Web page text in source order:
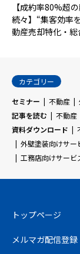
【成約率80%超
続々】“集客効率
動産売却特化・
カテゴリー
セミナー
不動産
記事を読む
不動産
資料ダウンロード
外壁塗装向けサー
工務店向けサービ
トップページ
メルマガ配信登録